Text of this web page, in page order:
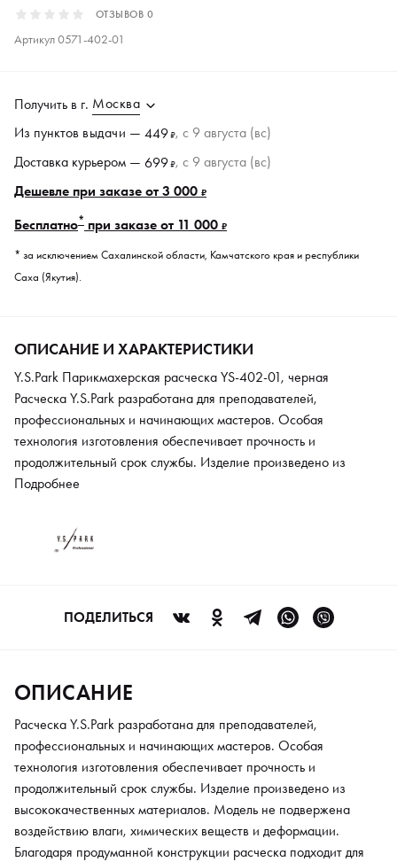
ОТЗЫВОВ 0
Артикул0571-402-01
Получить в г. Москва
Из пунктов выдачи — 449₽, c 9 августа (вс)
Доставка курьером — 699₽, c 9 августа (вс)
Дешевле при заказе от 3 000 ₽
Бесплатно* при заказе от 11 000 ₽
* за исключением Сахалинской области, Камчатского края и республики
Саха (Якутия).
ОПИСАНИЕ И ХАРАКТЕРИСТИКИ
Y.S.Park Парикмахерская расческа YS-402-01, черная
Расческа Y.S.Park разработана для преподавателей,
профессиональных и начинающих мастеров. Особая
технология изготовления обеспечивает прочность и
продолжительный срок службы. Изделие произведено из
высококачественных материалов. Модель не подвержена
Благодаря продуманной конструкции расческа подходит для
стрижки как коротких, так и длинных волос. После каждого
Подробнее
ПОДЕЛИТЬСЯ
ОПИСАНИЕ
Расческа Y.S.Park разработана для преподавателей,
профессиональных и начинающих мастеров. Особая
технология изготовления обеспечивает прочность и
продолжительный срок службы. Изделие произведено из
высококачественных материалов. Модель не подвержена
воздействию влаги, химических веществ и деформации.
Благодаря продуманной конструкции расческа подходит для